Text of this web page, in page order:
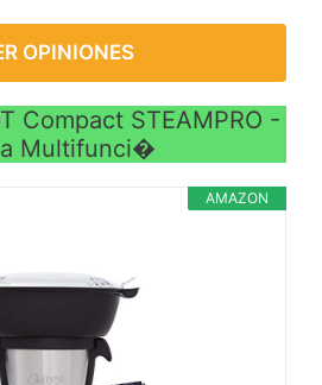
OPINIONES
Compact STEAMPRO -
Multifunci�
AMAZON